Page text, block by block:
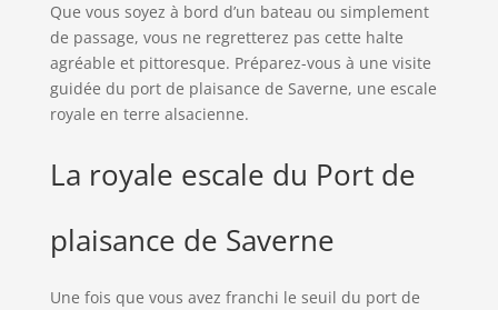
Que vous soyez à bord d’un bateau ou simplement
de passage, vous ne regretterez pas cette halte
agréable et pittoresque. Préparez-vous à une visite
guidée du port de plaisance de Saverne, une escale
royale en terre alsacienne.
La royale escale du Port de
plaisance de Saverne
Une fois que vous avez franchi le seuil du port de